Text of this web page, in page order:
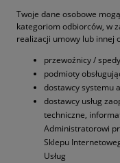
Twoje dane osobowe
kategoriom odbiorców, w
realizacji umowy lub innej
przewoźnicy /
podmioty
dostawcy systemu
dostawcy usług
techniczne,
Administratorowi
Sklepu
Usług